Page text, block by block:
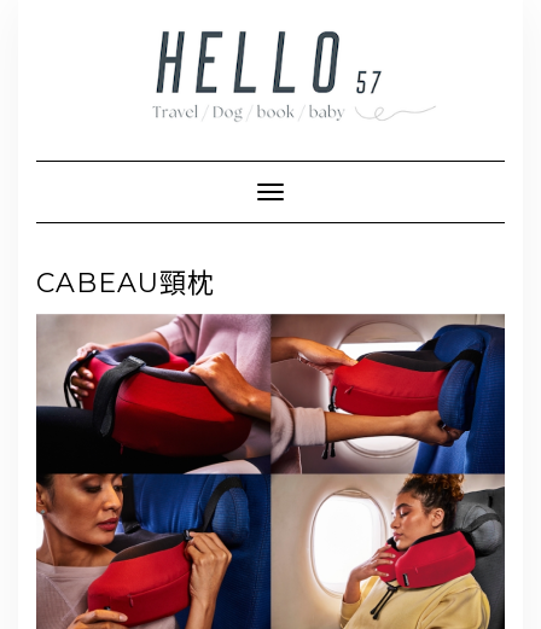
Toggle Navigation
CABEAU頸枕